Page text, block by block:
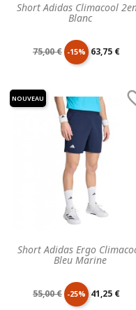
Short Adidas Climacool
Blanc
Prix
75,00 € -15% Prix
63,75 €
Short Adidas Ergo
Bleu Marine
Prix
55,00 € -25% Prix
41,25 €
NOUVEAU